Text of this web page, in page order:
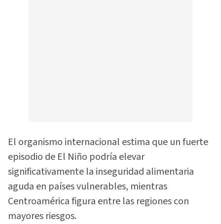
El organismo internacional estima que un fuerte
episodio de El Niño podría elevar
significativamente la inseguridad alimentaria
aguda en países vulnerables, mientras
Centroamérica figura entre las regiones con
mayores riesgos.